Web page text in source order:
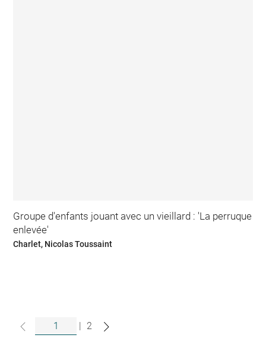
Groupe d'enfants jouant avec un vieillard : 'La perruque
enlevée'
Charlet, Nicolas Toussaint
2